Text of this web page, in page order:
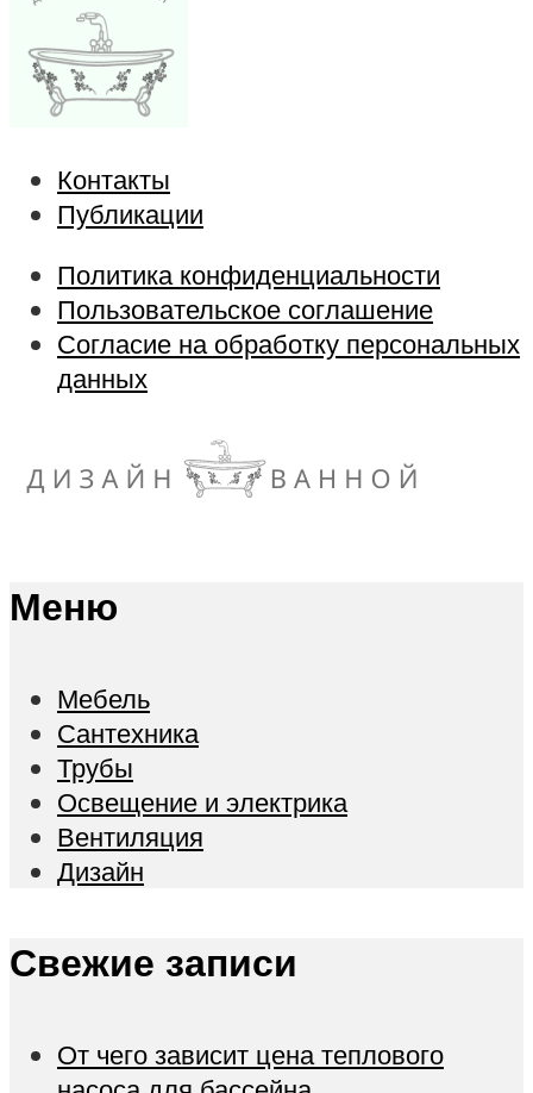
Контакты
Публикации
Политика конфиденциальности
Пользовательское соглашение
Согласие на обработку персональных
данных
Меню
Мебель
Сантехника
Трубы
Освещение и электрика
Вентиляция
Дизайн
Свежие записи
От чего зависит цена теплового